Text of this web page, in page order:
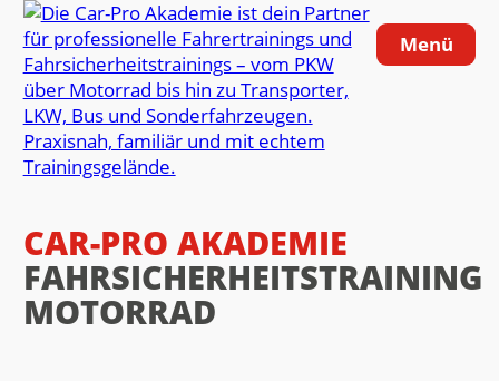
Zum
Inhalt
springen
Menü
CAR-PRO AKADEMIE
FAHRSICHERHEITSTRAINING
MOTORRAD